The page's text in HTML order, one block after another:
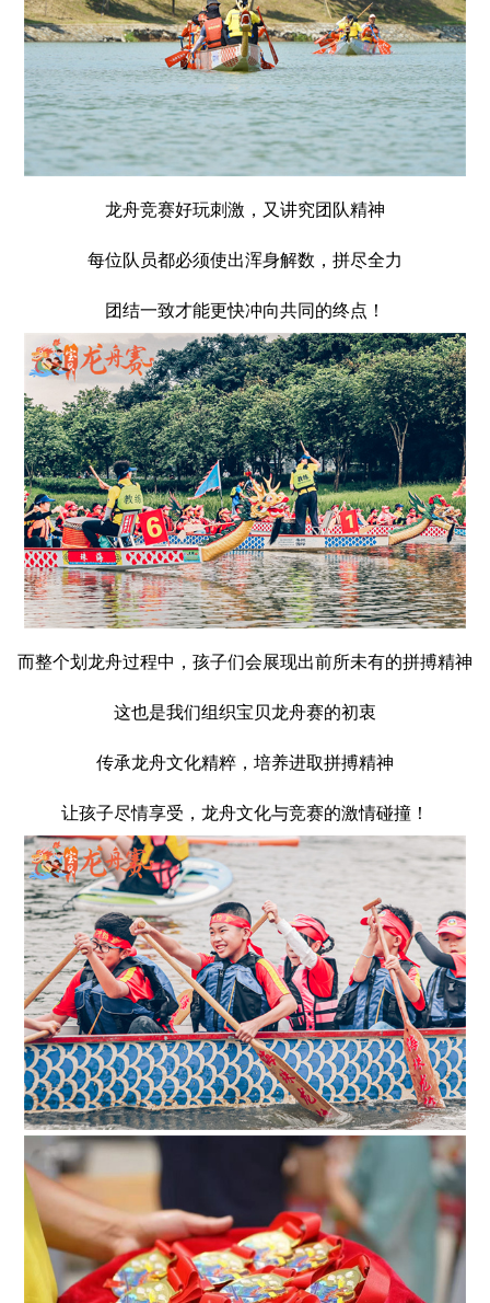
龙舟竞赛好玩刺激，又讲究团队精神
每位队员都必须使出浑身解数，拼尽全力
团结一致才能更快冲向共同的终点！
而整个划龙舟过程中，孩子们会展现出前所未有的拼搏精神
这也是我们组织宝贝龙舟赛的初衷
传承龙舟文化精粹，培养进取拼搏精神
让孩子尽情享受，龙舟文化与竞赛的激情碰撞！